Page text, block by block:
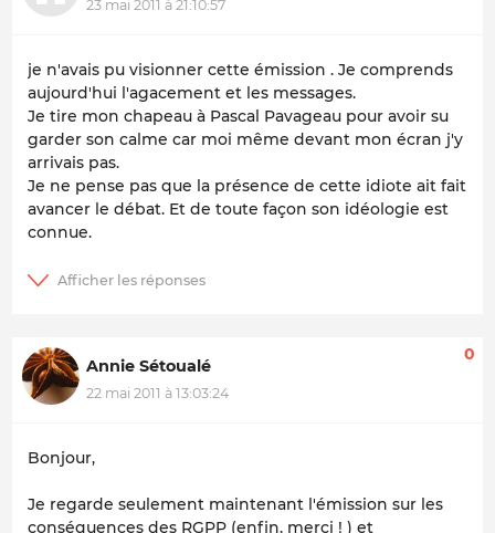
23 mai 2011 à 21:10:57
je n'avais pu visionner cette émission . Je comprends
aujourd'hui l'agacement et les messages.
Je tire mon chapeau à Pascal Pavageau pour avoir su
garder son calme car moi même devant mon écran j'y
arrivais pas.
Je ne pense pas que la présence de cette idiote ait fait
avancer le débat. Et de toute façon son idéologie est
connue.
Annie Sétoualé
22 mai 2011 à 13:03:24
0
Bonjour,
Je regarde seulement maintenant l'émission sur les
conséquences des RGPP (enfin, merci ! ) et